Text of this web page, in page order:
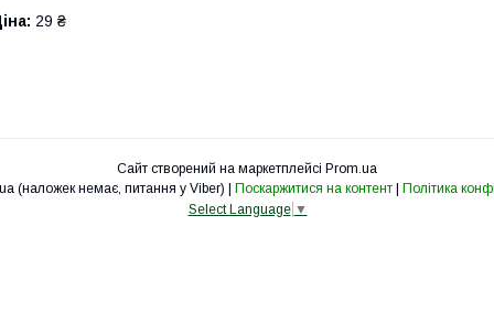
29 ₴
Сайт створений на маркетплейсі Prom.ua
cv-svet.com.ua (наложек немає, питання у Viber) | Поскаржитися на контент | Політика
Select Language ▼